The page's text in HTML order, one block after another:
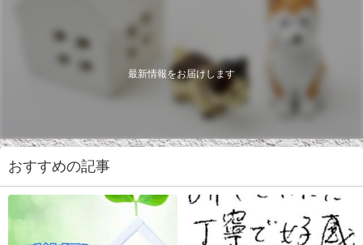
最新情報をお届けします
おすすめの記事